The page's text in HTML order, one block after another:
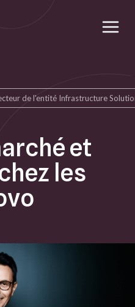
de l'entité Infrastructure
et
les